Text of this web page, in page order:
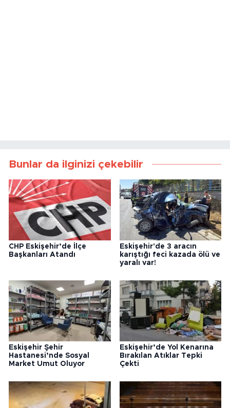
Bunlar da ilginizi çekebilir
CHP Eskişehir’de İlçe
Başkanları Atandı
Eskişehir'de 3 aracın
karıştığı feci kazada ölü ve
yaralı var!
Eskişehir Şehir
Hastanesi’nde Sosyal
Market Umut Oluyor
Eskişehir’de Yol Kenarına
Bırakılan Atıklar Tepki
Çekti